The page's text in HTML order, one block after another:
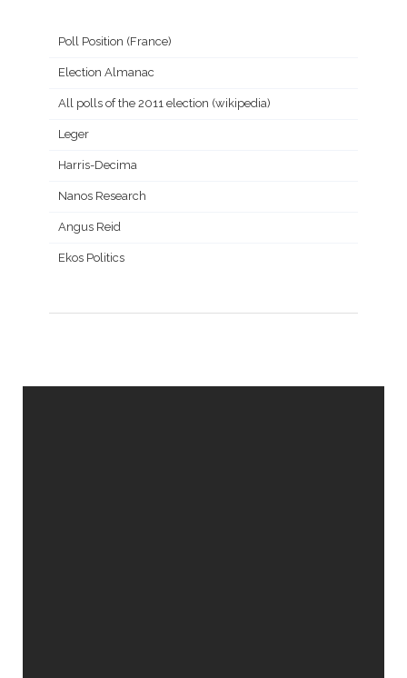
Poll Position (France)
Election Almanac
All polls of the 2011 election (wikipedia)
Leger
Harris-Decima
Nanos Research
Angus Reid
Ekos Politics